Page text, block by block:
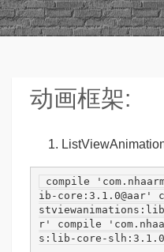
动画框架:
compile
ib-core:3.1.0@aar'
r'
compile
s:lib-core-